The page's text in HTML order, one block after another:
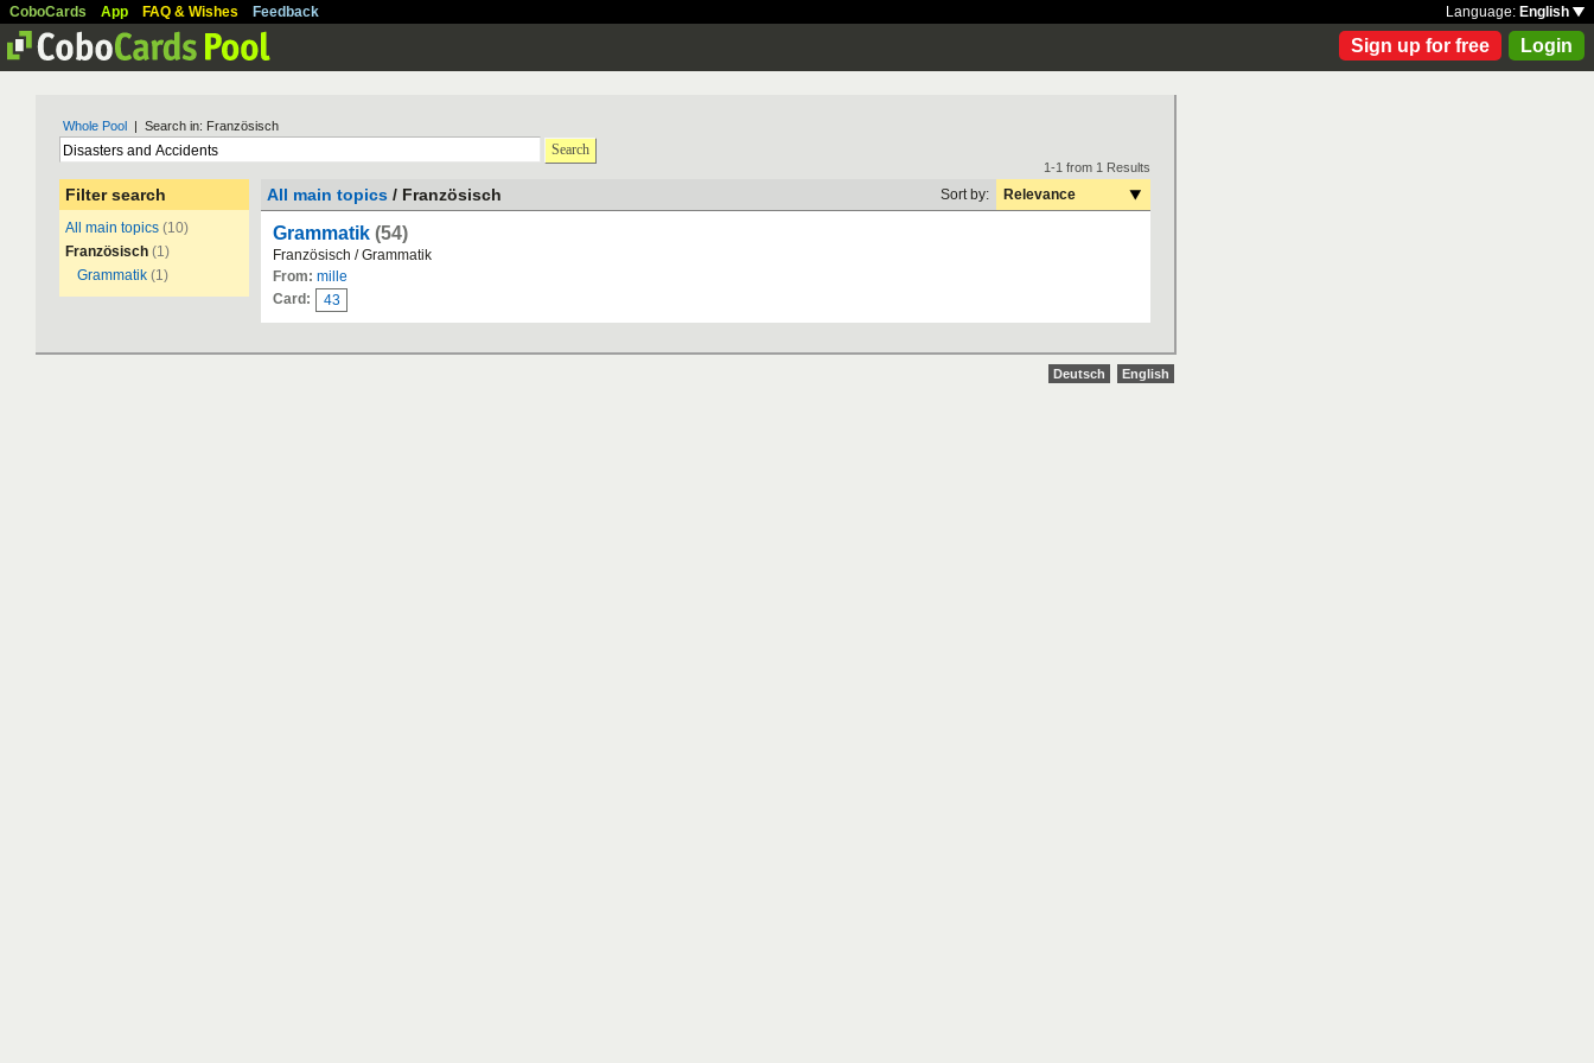
CoboCards App FAQ & Wishes Feedback Language: English
Sign up for free Login
Whole Pool | Search in: Französisch
Search
Filter search
All main topics (10)
Französisch (1)
Grammatik (1)
1-1 from 1 Results
All main topics / Französisch Sort by: Relevance
Grammatik (54)
Französisch / Grammatik
From: mille
Card:
43
Deutsch English